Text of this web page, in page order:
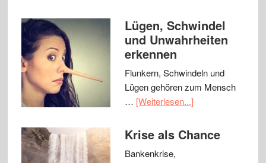
Lügen, Schwindel
und Unwahrheiten
erkennen
Flunkern, Schwindeln und
Lügen gehören zum Mensch
… [Weiterlesen...]
Krise als Chance
Bankenkrise,